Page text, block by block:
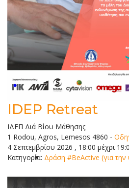
IDEP Retreat
ΙΔΕΠ Διά Βίου Μάθησης
1 Rodou, Agros, Lemesos 4860 -
4 Σεπτεμβρίου 2026 , 18:00 μέχρι
Κατηγορία: Δράση #BeActive (για την